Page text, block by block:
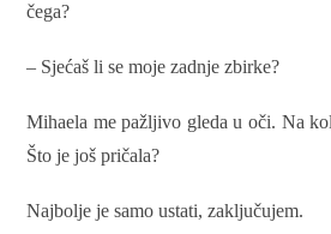
čega?
– Sjećaš li se moje zadnje zbirke?
Mihaela me pažljivo gleda u oči. Na
Što je još pričala?
Najbolje je samo ustati, zaključujem.